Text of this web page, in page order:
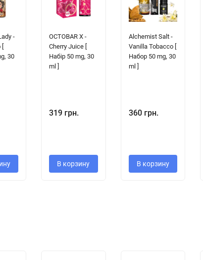
-
[
30
OCTOBAR X -
Cherry Juice [
Набір 50 mg, 30
ml ]
319 грн.
В корзину
Alchemist Salt -
Vanilla Tobacco [
Набор 50 mg, 30
ml ]
360 грн.
В корзину